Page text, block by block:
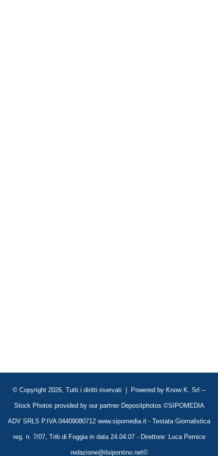
© Copyright 2026, Tutti i diritti riservati | Powered by Know K. Srl --
Stock Photos provided by our partner Depositphotos ©SIPOMEDIA
ADV SRLS P.IVA 04409080712 www.sipomedia.it - Testata Giornalistica
reg. n. 7/07, Trib di Foggia in data 24.04.07 - Direttore: Luca Pernice
redazione@ilsipontino.net©